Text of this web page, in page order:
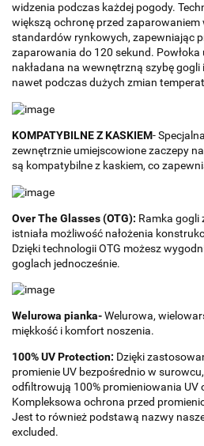
widzenia podczas każdej pogody.
większą ochronę przed
standardów rynkowych, zapewniając
zaparowania do 120 sekund.
nakładana na wewnętrzną szybę
nawet podczas dużych zmian
KOMPATYBILNE Z KASKIEM-
zewnętrznie umiejscowione zaczepy
są kompatybilne z kaskiem, co
Over The Glasses (OTG): Ramka gogli
istniała możliwość nałożenia
Dzięki technologii OTG możesz
goglach jednocześnie.
Welurowa pianka-Welurowa,
miękkość i komfort noszenia.
100% UV Protection: Dzięki
promienie UV bezpośrednio w
odfiltrowują 100% promieniowania UV
Kompleksowa ochrona przed
Jest to również podstawą nazwy
excluded.